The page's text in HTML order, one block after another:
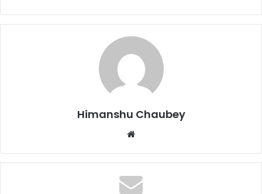
c
e
st
o
ai
l
ar
e
Himanshu Chaubey